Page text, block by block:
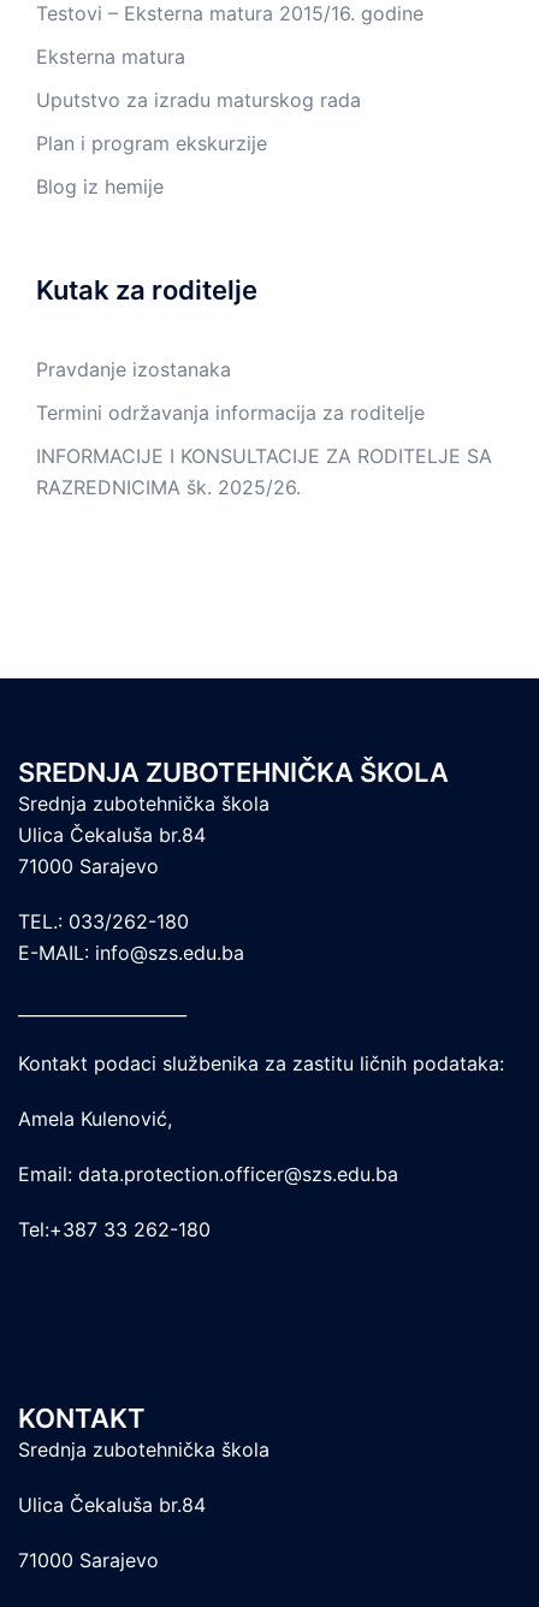
Testovi – Eksterna matura 2015/16. godine
Eksterna matura
Uputstvo za izradu maturskog rada
Plan i program ekskurzije
Blog iz hemije
Kutak za roditelje
Pravdanje izostanaka
Termini održavanja informacija za roditelje
INFORMACIJE I KONSULTACIJE ZA RODITELJE SA
RAZREDNICIMA šk. 2025/26.
SREDNJA ZUBOTEHNIČKA ŠKOLA
Srednja zubotehnička škola
Ulica Čekaluša br.84
71000 Sarajevo
TEL.: 033/262-180
E-MAIL: info@szs.edu.ba
Kontakt podaci službenika za zastitu ličnih podataka:
Amela Kulenović,
Email: data.protection.officer@szs.edu.ba
Tel:+387 33 262-180
KONTAKT
Srednja zubotehnička škola
Ulica Čekaluša br.84
71000 Sarajevo